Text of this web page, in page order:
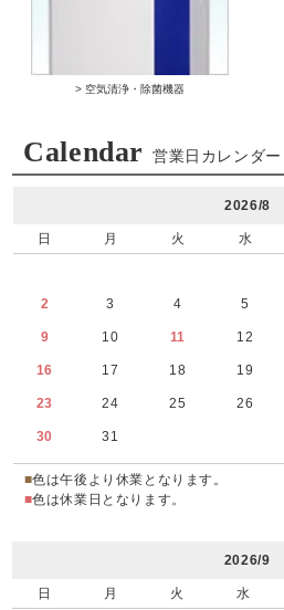
> 空気清浄・除菌機器
Calendar 営業日カレンダー
2026/8
日 月 火 水
2 3 4 5
9 10 11 12
16 17 18 19
23 24 25 26
30 31
■色は午後より休業となります。
■色は休業日となります。
2026/9
日 月 火 水